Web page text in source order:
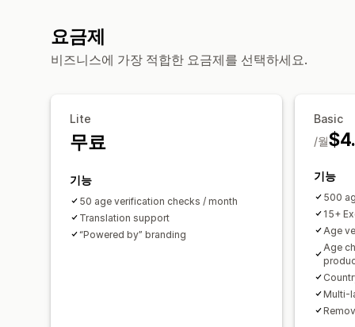
요금제
비즈니스에 가장 적합한 요금제를 선택하세요.
Lite
무료
기능
50 age verification checks / month
Translation support
“Powered by” branding
Basic
/월
기능
500
15+
Age
Age
Multi-